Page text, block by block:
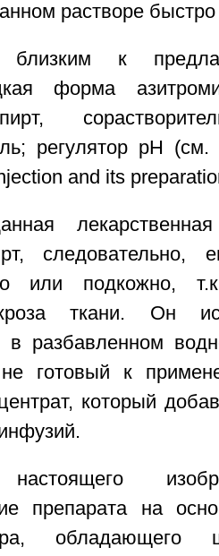
растворе быстро
близким к
форма
регулятор pH
and its
следовательно,
или подкожно,
ткани. Он
в разбавленном
готовый к
который
препарата на
обладающего